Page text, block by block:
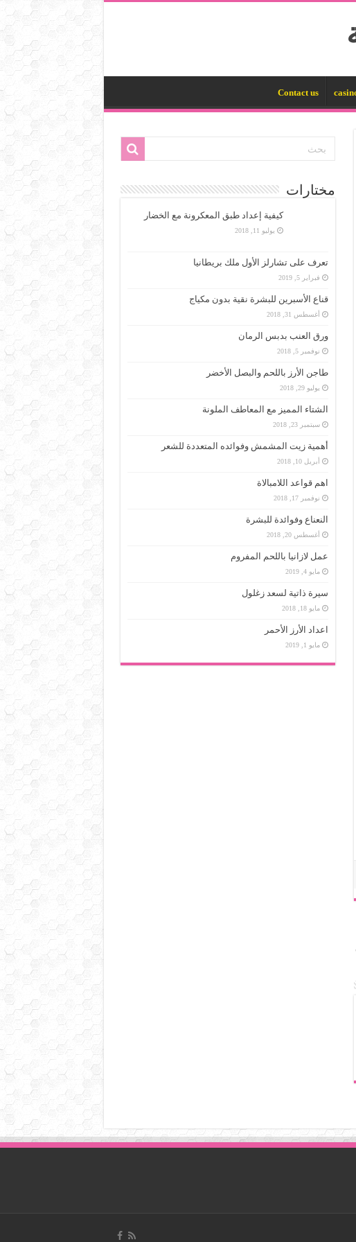
Contact us
مختارات
كيفية إعداد طبق المعكرونة مع الخضار
يوليو 11, 2018
تعرف على تشارلز الأول ملك بريطانيا
فبراير 5, 2019
قناع الأسبرين للبشرة نقية بدون مكياج
أغسطس 31, 2018
ورق العنب بدبس الرمان
نوفمبر 5, 2018
طاجن الأرز باللحم والبصل الأخضر
يوليو 29, 2018
الشتاء المميز مع المعاطف الملونة
سبتمبر 23, 2018
أهمية زيت المشمش وفوائده المتعددة للشعر
أبريل 10, 2018
اهم قواعد اللامبالاة
نوفمبر 17, 2018
النعناع وفوائدة للبشرة
أغسطس 20, 2018
عمل لازانيا باللحم المفروم
مايو 4, 2019
سيرة ذاتية لسعد زغلول
مايو 18, 2018
اعداد الأرز الأحمر
مايو 1, 2019